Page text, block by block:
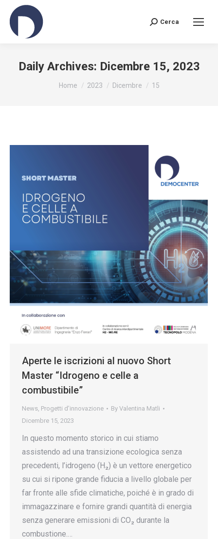
Search:
Cerca
Daily Archives: Dicembre 15, 2023
You are here:
Home 2023 Dicembre 15
Aperte le iscrizioni al nuovo Short
Master “Idrogeno e celle a
combustibile”
News, Progetti d’innovazione By Valentina Matli
Dicembre 15, 2023
In questo momento storico in cui stiamo
assistendo ad una transizione ecologica senza
precedenti, l’idrogeno (H₂) è un vettore energetico
su cui si ripone grande fiducia a livello globale per
far fronte alle sfide climatiche, poiché è in grado di
immagazzinare e fornire grandi quantità di energia
senza generare emissioni di CO₂ durante la
combustione.…